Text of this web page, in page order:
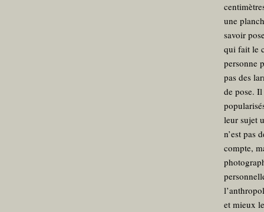
une
savoir
qui fait le
personne
pas des
de pose.
leur sujet
n’est pas
compte,
et mieux